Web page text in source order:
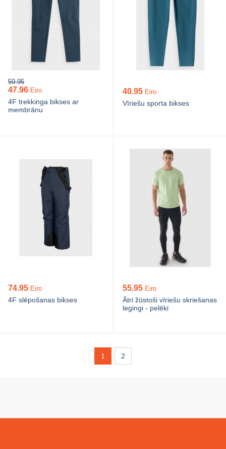
59.95
47.96 Eiro
4F trekkinga bikses ar
membrānu
40.95 Eiro
Vīriešu sporta bikses
74.95 Eiro
4F slēpošanas bikses
55.95 Eiro
Ātri žūstoši vīriešu skriešanas
legingi - pelēki
1 2